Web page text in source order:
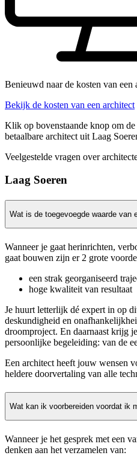
Benieuwd naar de kosten van een
Bekijk de kosten van een architect
Klik op bovenstaande knop om
betaalbare architect uit Laag
Veelgestelde vragen over
Laag Soeren
Wat is de toegevoegde waarde van
Wanneer je gaat herinrichten,
gaat bouwen zijn er 2 grote
een strak georganiseerd
hoge kwaliteit van resultaat
Je huurt letterlijk dé expert in op
deskundigheid en
droomproject. En daarnaast krijg
persoonlijke begeleiding: van de
Een architect heeft jouw wensen
heldere doorvertaling van alle
Wat kan ik voorbereiden voordat ik
Wanneer je het gesprek met een
denken aan het verzamelen van: